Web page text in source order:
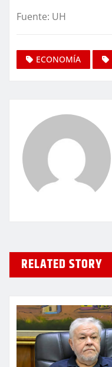
Fuente: UH
ECONOMÍA
RELATED STORY